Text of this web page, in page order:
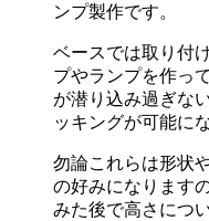
ンプ製作です。
ベースでは取り付
プやランプを作っ
が潜り込み過ぎな
ッキングが可能に
勿論これらは形状
の好みになります
みた後で高さにつ